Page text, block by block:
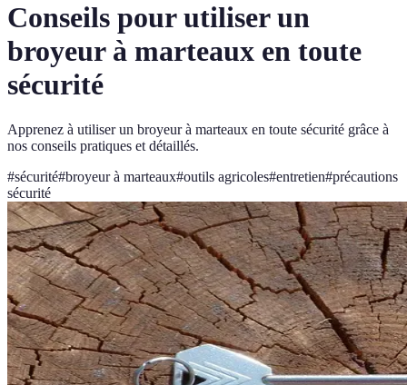
Conseils pour utiliser un
broyeur à marteaux en toute
sécurité
Apprenez à utiliser un broyeur à marteaux en toute sécurité grâce à
nos conseils pratiques et détaillés.
#sécurité#broyeur à marteaux#outils agricoles#entretien#précautions
sécurité